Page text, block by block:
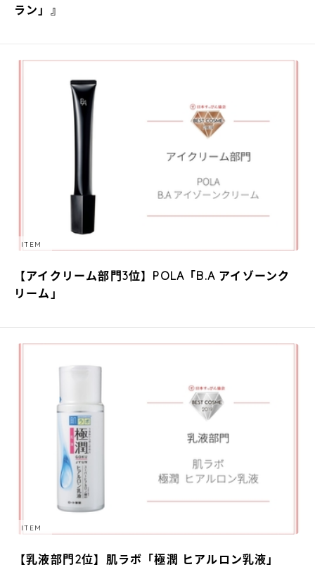
ラン」』
ITEM
【アイクリーム部門3位】POLA「B.A アイゾーンク
リーム」
ITEM
【乳液部門2位】肌ラボ「極潤 ヒアルロン乳液」